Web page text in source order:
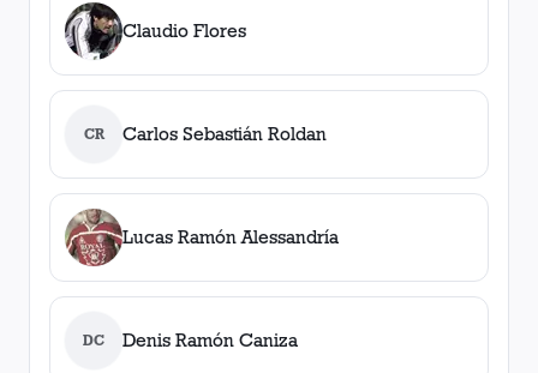
Claudio Flores
CR Carlos Sebastián Roldan
Lucas Ramón Alessandría
DC Denis Ramón Caniza